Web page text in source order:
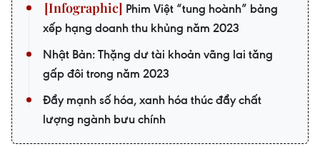
Phim Việt “tung hoành” bảng
xếp hạng doanh thu khủng năm 2023
Nhật Bản: Thặng dư tài khoản vãng lai tăng
gấp đôi trong năm 2023
Đẩy mạnh số hóa, xanh hóa thúc đẩy chất
lượng ngành bưu chính